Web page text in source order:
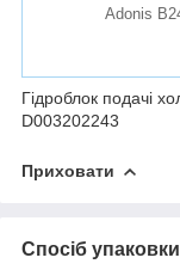
Adonis
Гідроблок подачі
D003202243
Приховати
Спосіб упаковки